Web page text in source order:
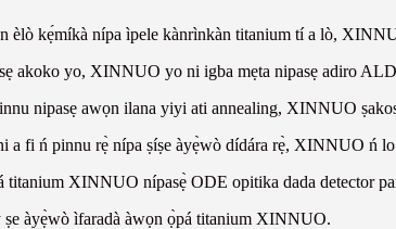
èlò kẹ́míkà nípa ìpele kànrìnkàn titanium tí a lò,
akoko yo, XINNUO yo ni igba mẹta nipasẹ adiro
nipasẹ awọn ilana yiyi ati annealing, XINNUO
fi ń pinnu rẹ̀ nípa ṣíṣe àyẹ̀wò dídára rẹ̀, XINNUO ń
titanium XINNUO nípasẹ̀ ODE opitika dada detector
àyẹ̀wò ìfaradà àwọn ọ̀pá titanium XINNUO.